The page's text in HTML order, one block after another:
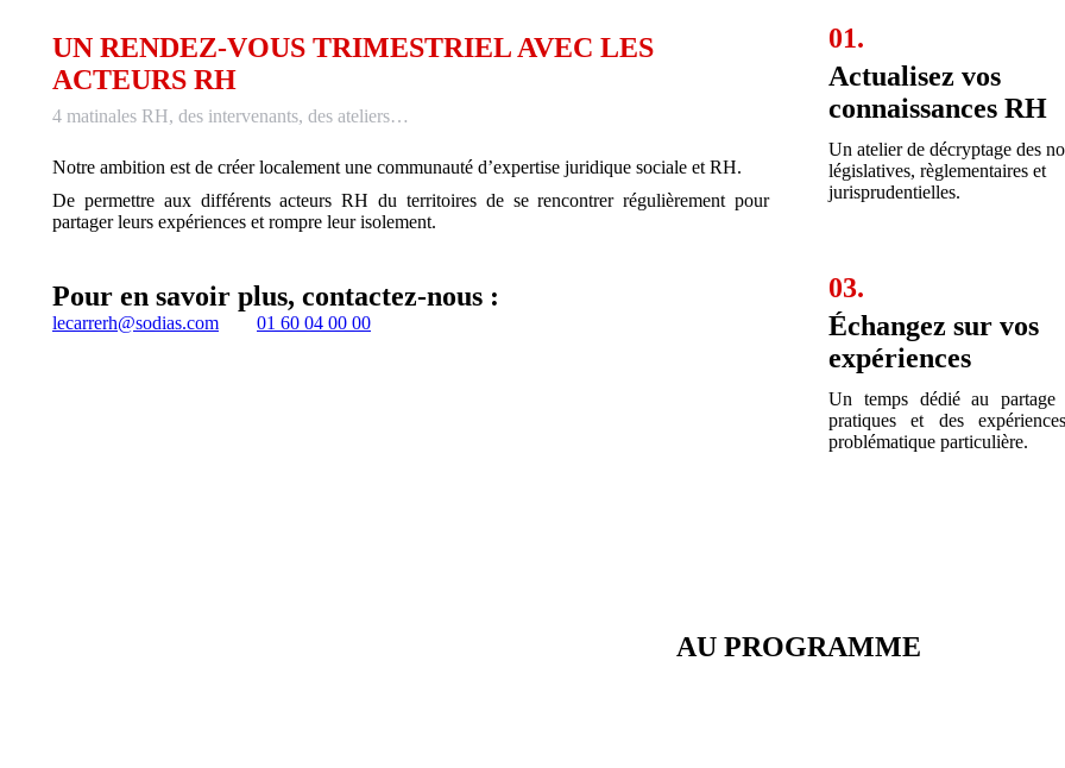
UN RENDEZ-VOUS TRIMESTRIEL AVEC LES
ACTEURS RH
4 matinales RH, des intervenants, des ateliers…
Notre ambition est de créer localement une communauté d’expertise juridique sociale et RH.
De permettre aux différents acteurs RH du territoires de se rencontrer régulièrement pour
partager leurs expériences et rompre leur isolement.
Pour en savoir plus, contactez-nous :
lecarrerh@sodias.com 01 60 04 00 00
01.
Actualisez vos
connaissances RH
Un atelier de décryptage des
législatives, règlementaires et
jurisprudentielles.
03.
Échangez sur vos
expériences
Un temps dédié au partage
pratiques et des
problématique particulière.
AU PROGRAMME